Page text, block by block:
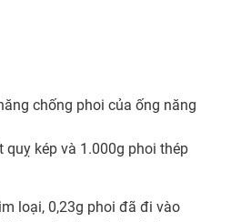
chống phoi của ống năng
kép và 1.000g phoi thép
loại, 0,23g phoi đã đi vào